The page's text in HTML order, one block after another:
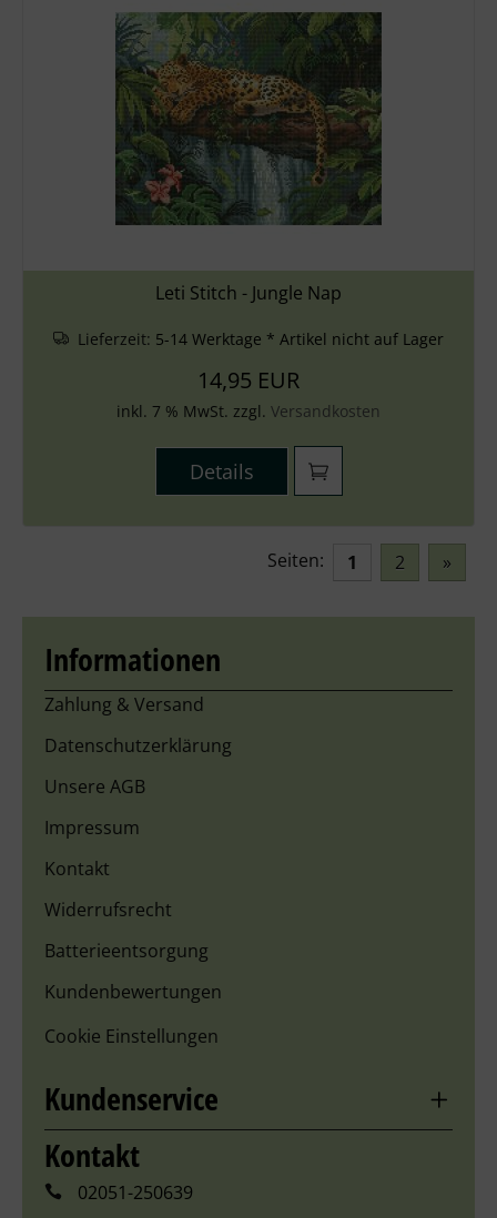
Leti Stitch - Jungle Nap
Lieferzeit: 5-14 Werktage * Artikel nicht auf Lager
14,95 EUR
inkl. 7 % MwSt. zzgl. Versandkosten
Details
Seiten: 1 2 »
Informationen
Zahlung & Versand
Datenschutzerklärung
Unsere AGB
Impressum
Kontakt
Widerrufsrecht
Batterieentsorgung
Kundenbewertungen
Cookie Einstellungen
Kundenservice
Kontakt
02051-250639